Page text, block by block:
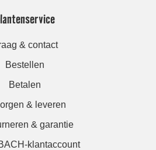
& contact
Bestellen
Betalen
& leveren
& garantie
klantaccount